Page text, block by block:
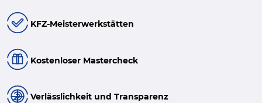
KFZ-Meisterwerkstätten
Kostenloser Mastercheck
Verlässlichkeit und Transparenz